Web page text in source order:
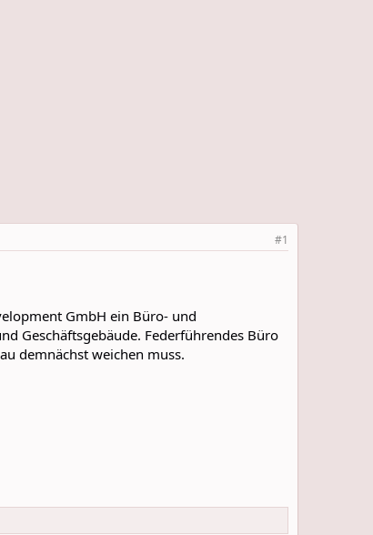
#1
GmbH ein Büro- und
Geschäftsgebäude. Federführendes Büro
demnächst weichen muss.